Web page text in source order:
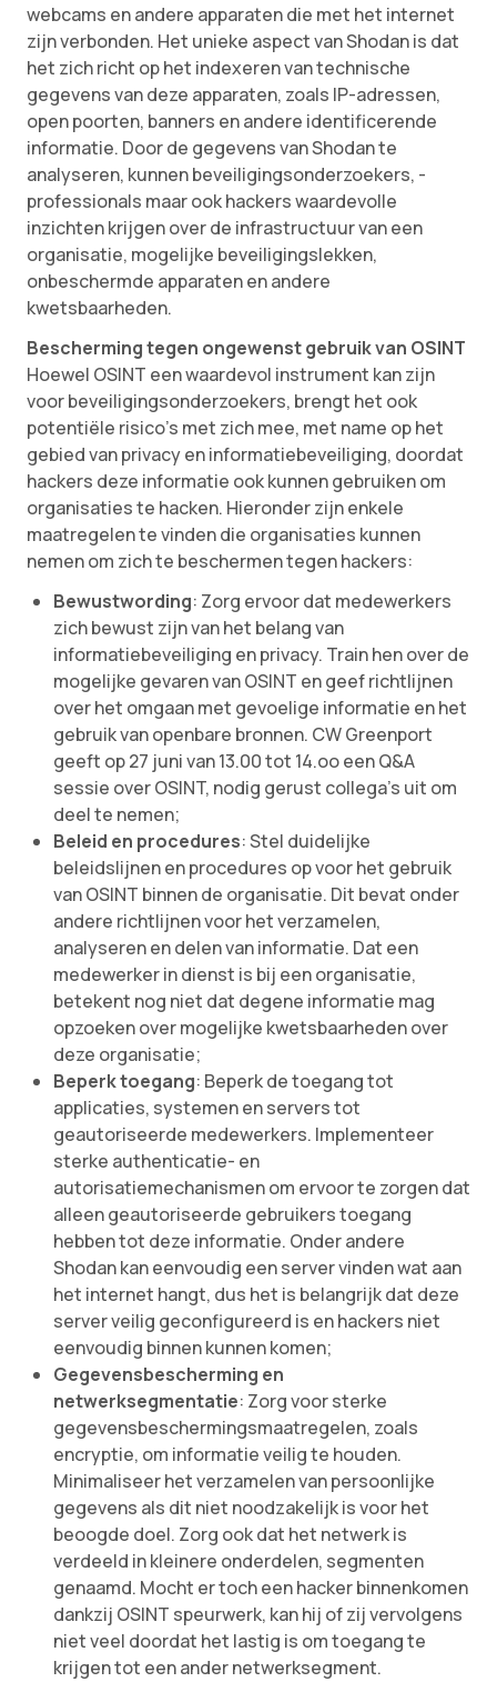
webcams en andere apparaten die met het internet
zijn verbonden. Het unieke aspect van Shodan is dat
het zich richt op het indexeren van technische
gegevens van deze apparaten, zoals IP-adressen,
open poorten, banners en andere identificerende
informatie. Door de gegevens van Shodan te
analyseren, kunnen beveiligingsonderzoekers, -
professionals maar ook hackers waardevolle
inzichten krijgen over de infrastructuur van een
organisatie, mogelijke beveiligingslekken,
onbeschermde apparaten en andere
kwetsbaarheden.
Bescherming tegen ongewenst gebruik van OSINT
Hoewel OSINT een waardevol instrument kan zijn
voor beveiligingsonderzoekers, brengt het ook
potentiële risico’s met zich mee, met name op het
gebied van privacy en informatiebeveiliging, doordat
hackers deze informatie ook kunnen gebruiken om
organisaties te hacken. Hieronder zijn enkele
maatregelen te vinden die organisaties kunnen
nemen om zich te beschermen tegen hackers:
Bewustwording: Zorg ervoor dat medewerkers
zich bewust zijn van het belang van
informatiebeveiliging en privacy. Train hen over de
mogelijke gevaren van OSINT en geef richtlijnen
over het omgaan met gevoelige informatie en het
gebruik van openbare bronnen. CW Greenport
geeft op 27 juni van 13.00 tot 14.oo een Q&A
sessie over OSINT, nodig gerust collega’s uit om
deel te nemen;
Beleid en procedures: Stel duidelijke
beleidslijnen en procedures op voor het gebruik
van OSINT binnen de organisatie. Dit bevat onder
andere richtlijnen voor het verzamelen,
analyseren en delen van informatie. Dat een
medewerker in dienst is bij een organisatie,
betekent nog niet dat degene informatie mag
opzoeken over mogelijke kwetsbaarheden over
deze organisatie;
Beperk toegang: Beperk de toegang tot
applicaties, systemen en servers tot
geautoriseerde medewerkers. Implementeer
sterke authenticatie- en
autorisatiemechanismen om ervoor te zorgen dat
alleen geautoriseerde gebruikers toegang
hebben tot deze informatie. Onder andere
Shodan kan eenvoudig een server vinden wat aan
het internet hangt, dus het is belangrijk dat deze
server veilig geconfigureerd is en hackers niet
eenvoudig binnen kunnen komen;
Gegevensbescherming en
netwerksegmentatie: Zorg voor sterke
gegevensbeschermingsmaatregelen, zoals
encryptie, om informatie veilig te houden.
Minimaliseer het verzamelen van persoonlijke
gegevens als dit niet noodzakelijk is voor het
beoogde doel. Zorg ook dat het netwerk is
verdeeld in kleinere onderdelen, segmenten
genaamd. Mocht er toch een hacker binnenkomen
dankzij OSINT speurwerk, kan hij of zij vervolgens
niet veel doordat het lastig is om toegang te
krijgen tot een ander netwerksegment.